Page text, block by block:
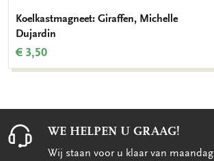
Koelkastmagneet: Giraffen, Michelle
Dujardin
€ 3,50
WE HELPEN U GRAAG!
Wij staan voor u klaar van maandag